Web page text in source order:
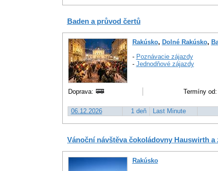
Baden a průvod čertů
Rakúsko, Dolné Rakúsko,
- Poznávacie zájazdy
- Jednodňové zájazdy
Doprava: Termíny
06.12.2026 1 deň Last Minute
Vánoční návštěva čokoládovny Hauswirth a
Rakúsko